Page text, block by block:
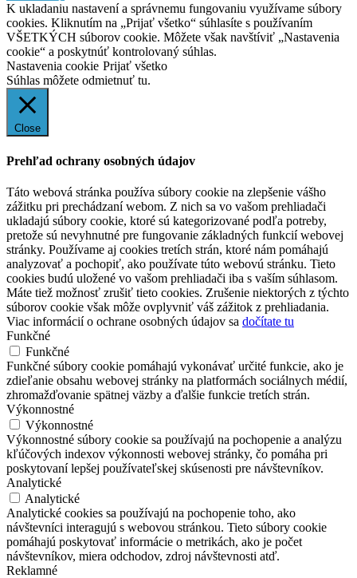
K ukladaniu nastavení a správnemu fungovaniu využívame súbory
cookies. Kliknutím na „Prijať všetko“ súhlasíte s používaním
VŠETKÝCH súborov cookie. Môžete však navštíviť „Nastavenia
cookie“ a poskytnúť kontrolovaný súhlas.
Nastavenia cookie Prijať všetko
Súhlas môžete odmietnuť tu.
Close
Prehľad ochrany osobných údajov
Táto webová stránka používa súbory cookie na zlepšenie vášho
zážitku pri prechádzaní webom. Z nich sa vo vašom prehliadači
ukladajú súbory cookie, ktoré sú kategorizované podľa potreby,
pretože sú nevyhnutné pre fungovanie základných funkcií webovej
stránky. Používame aj cookies tretích strán, ktoré nám pomáhajú
analyzovať a pochopiť, ako používate túto webovú stránku. Tieto
cookies budú uložené vo vašom prehliadači iba s vaším súhlasom.
Máte tiež možnosť zrušiť tieto cookies. Zrušenie niektorých z týchto
súborov cookie však môže ovplyvniť váš zážitok z prehliadania.
Viac informácií o ochrane osobných údajov sa dočítate tu
Funkčné
Funkčné
Funkčné súbory cookie pomáhajú vykonávať určité funkcie, ako je
zdieľanie obsahu webovej stránky na platformách sociálnych médií,
zhromažďovanie spätnej väzby a ďalšie funkcie tretích strán.
Výkonnostné
Výkonnostné
Výkonnostné súbory cookie sa používajú na pochopenie a analýzu
kľúčových indexov výkonnosti webovej stránky, čo pomáha pri
poskytovaní lepšej používateľskej skúsenosti pre návštevníkov.
Analytické
Analytické
Analytické cookies sa používajú na pochopenie toho, ako
návštevníci interagujú s webovou stránkou. Tieto súbory cookie
pomáhajú poskytovať informácie o metrikách, ako je počet
návštevníkov, miera odchodov, zdroj návštevnosti atď.
Reklamné